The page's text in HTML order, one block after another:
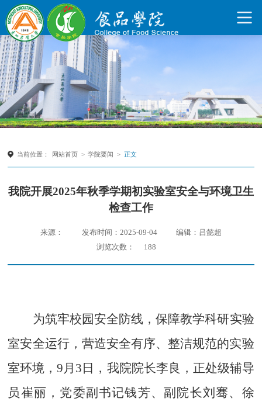
当前位置： 网站首页 > 学院要闻 > 正文
我院开展2025年秋季学期初实验室安全与环境卫生
检查工作
来源： 发布时间：2025-09-04
编辑：吕懿超
浏览次数：
188
为筑牢校园安全防线，保障教学科研实验
室安全运行，营造安全有序、整洁规范的实验
室环境，9月 3 日，我院院长李良，正处级辅导
员崔丽，党委副书记钱芳、副院长刘骞、徐